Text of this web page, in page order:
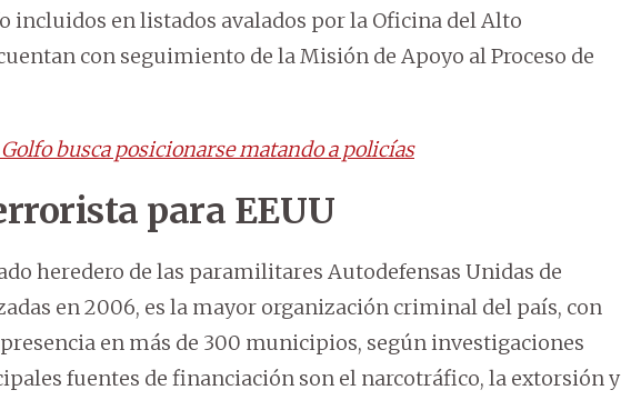
incluidos en listados avalados por la Oficina del Alto
con seguimiento de la Misión de Apoyo al Proceso de
busca posicionarse matando a policías
para EEUU
heredero de las paramilitares Autodefensas Unidas de
en 2006, es la mayor organización criminal del país, con
en más de 300 municipios, según investigaciones
fuentes de financiación son el narcotráfico, la extorsión y